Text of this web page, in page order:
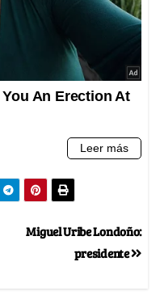
Miguel Uribe Londoño:
presidente